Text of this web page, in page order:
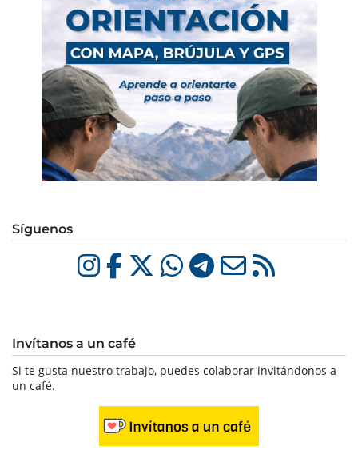
Síguenos
Invítanos a un café
Si te gusta nuestro trabajo, puedes colaborar invitándonos a
un café.